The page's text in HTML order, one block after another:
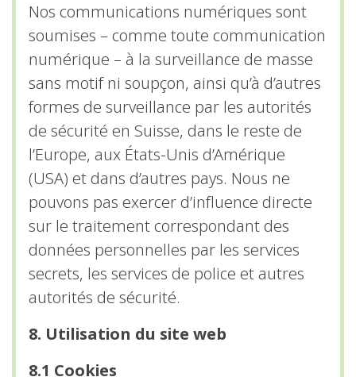
Nos communications numériques sont
soumises – comme toute communication
numérique – à la surveillance de masse
sans motif ni soupçon, ainsi qu’à d’autres
formes de surveillance par les autorités
de sécurité en Suisse, dans le reste de
l’Europe, aux États-Unis d’Amérique
(USA) et dans d’autres pays. Nous ne
pouvons pas exercer d’influence directe
sur le traitement correspondant des
données personnelles par les services
secrets, les services de police et autres
autorités de sécurité.
8. Utilisation du site web
8.1 Cookies